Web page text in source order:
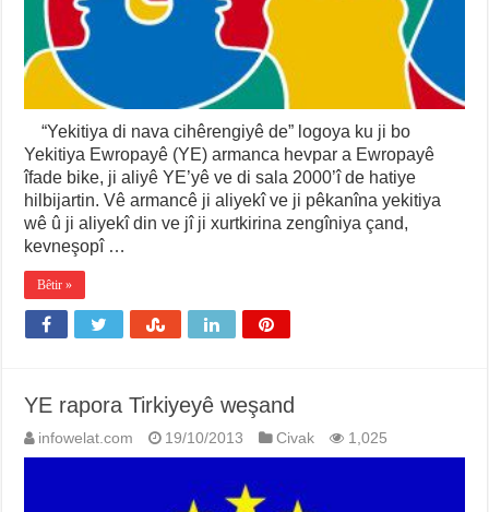
“Yekitiya di nava cihêrengiyê de” logoya ku ji bo
Yekitiya Ewropayê (YE) armanca hevpar a Ewropayê
îfade bike, ji aliyê YE’yê ve di sala 2000’î de hatiye
hilbijartin. Vê armancê ji aliyekî ve ji pêkanîna yekitiya
wê û ji aliyekî din ve jî ji xurtkirina zengîniya çand,
kevneşopî …
Bêtir »
YE rapora Tirkiyeyê weşand
infowelat.com 19/10/2013 Civak 1,025